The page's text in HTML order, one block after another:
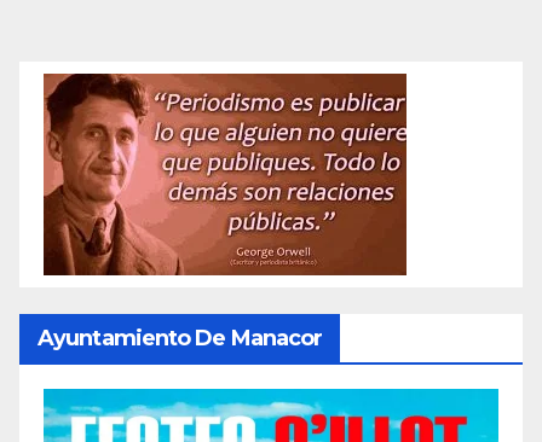
Ayuntamiento De Manacor